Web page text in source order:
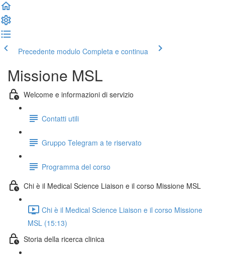
Precedente modulo Completa e continua
Missione MSL
Welcome e informazioni di servizio
Contatti utili
Gruppo Telegram a te riservato
Programma del corso
Chi è il Medical Science Liaison e il corso Missione MSL
Chi è il Medical Science Liaison e il corso Missione
MSL (15:13)
Storia della ricerca clinica